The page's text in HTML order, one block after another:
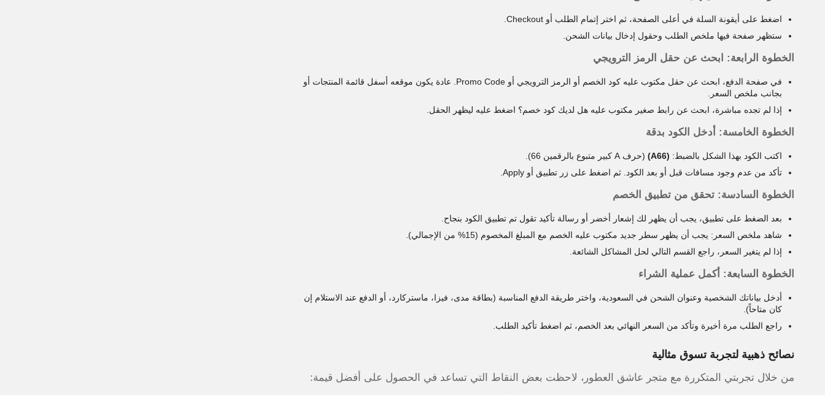
اضغط على أيقونة السلة في أعلى الصفحة، ثم اختر إتمام الطلب أو Checkout.
ستظهر صفحة فيها ملخص الطلب وحقول إدخال بيانات الشحن.
الخطوة الرابعة: ابحث عن حقل الرمز الترويجي
في صفحة الدفع، ابحث عن حقل مكتوب عليه كود الخصم أو الرمز الترويجي أو Promo Code. عادة يكون موقعه أسفل قائمة المنتجات أو
بجانب ملخص السعر.
إذا لم تجده مباشرة، ابحث عن رابط صغير مكتوب عليه هل لديك كود خصم؟ اضغط عليه ليظهر الحقل.
الخطوة الخامسة: أدخل الكود بدقة
اكتب الكود بهذا الشكل بالضبط: (A66)
(حرف A كبير متبوع بالرقمين 66).
تأكد من عدم وجود مسافات قبل أو بعد الكود. ثم اضغط على زر تطبيق أو Apply.
الخطوة السادسة: تحقق من تطبيق الخصم
بعد الضغط على تطبيق، يجب أن يظهر لك إشعار أخضر أو رسالة تأكيد تقول تم تطبيق الكود بنجاح.
شاهد ملخص السعر: يجب أن يظهر سطر جديد مكتوب عليه الخصم مع المبلغ المخصوم (15% من الإجمالي).
إذا لم يتغير السعر، راجع القسم التالي لحل المشاكل الشائعة.
الخطوة السابعة: أكمل عملية الشراء
أدخل بياناتك الشخصية وعنوان الشحن في السعودية، واختر طريقة الدفع المناسبة (بطاقة مدى، فيزا، ماستركارد، أو الدفع عند الاستلام إن
كان متاحاً).
راجع الطلب مرة أخيرة وتأكد من السعر النهائي بعد الخصم، ثم اضغط تأكيد الطلب.
نصائح ذهبية لتجربة تسوق مثالية
من خلال تجربتي المتكررة مع متجر عاشق العطور، لاحظت بعض النقاط التي تساعد في الحصول على أفضل قيمة: